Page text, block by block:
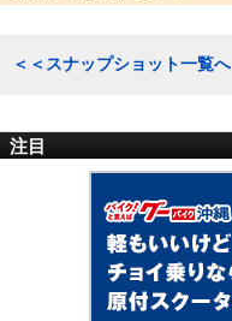
＜＜スナップショット一覧へ
注目